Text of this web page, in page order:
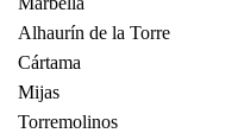
Alhaurín de la Torre
Cártama
Mijas
Torremolinos